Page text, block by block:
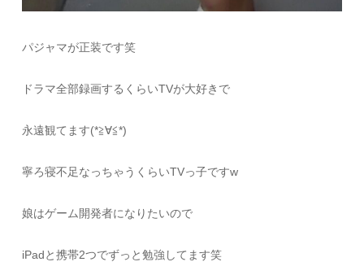
パジャマが正装です笑
ドラマ全部録画するくらいTVが大好きで
永遠観てます(*≧∀≦*)
寧ろ寝不足なっちゃうくらいTVっ子ですw
娘はゲーム開発者になりたいので
iPadと携帯2つでずっと勉強してます笑